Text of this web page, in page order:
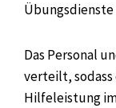
Übungsdienste
Das Personal
verteilt,
Hilfeleistung